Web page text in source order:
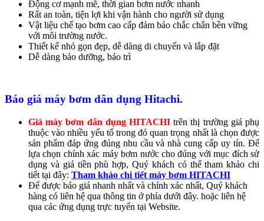
Động cơ mạnh mẽ, thời gian bơm nước nhanh
Rất an toàn, tiện lợi khi vận hành cho người sử dụng
Vật liệu chế tạo bơm cao cấp đảm bảo chắc chắn bền vững
với môi trường nước.
Thiết kế nhỏ gọn đẹp, dễ dàng di chuyển và lắp đặt
Dễ dàng bảo dưỡng, bảo trì
Báo giá máy bơm dân dụng Hitachi.
Giá máy bơm dân dụng HITACHI trên thị trường giá phụ
thuộc vào nhiều yếu tố trong đó quan trọng nhất là chọn được
sản phẩm đáp ứng đúng nhu cầu và nhà cung cấp uy tín. Để
lựa chọn chính xác máy bơm nước cho đúng với mục đích sử
dụng và giá tiền phù hợp, Quý khách có thể tham khảo chi
tiết tại đây: Tham khảo chi tiết máy bơm HITACHI
Để được báo giá nhanh nhất và chính xác nhất, Quý khách
hàng có liên hệ qua thông tin ở phía dưới đây. hoặc liên hệ
qua các ứng dụng trực tuyến tại Website.